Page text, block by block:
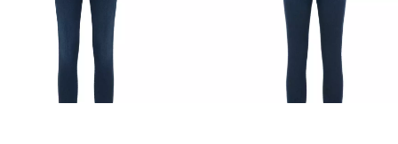
了解测试产品